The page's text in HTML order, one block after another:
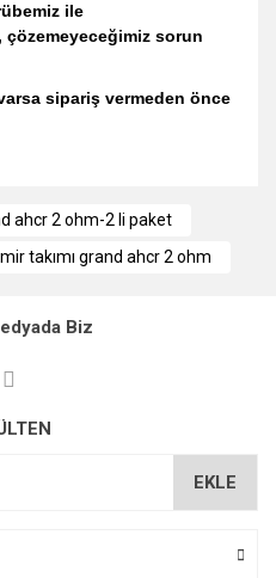
ile
çözemeyeceğimiz sorun
varsa sipariş vermeden önce
öneri formunu
ederiz.
veya görüntülenemiyor.
daha pahalı.
olmalı.
ahcr 2 ohm-2 li paket
takımı grand ahcr 2 ohm
Biz
EKLE